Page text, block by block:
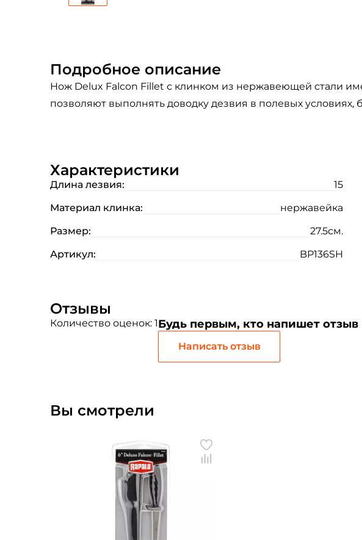
Подробное описание
Нож Delux Falcon Fillet с клинком из нержавеющей стали
позволяют выполнять доводку дезвия в полевых
Характеристики
Длина лезвия: 15
Материал клинка:
нержавейка
Размер:
27.5см.
Артикул:
BP136SH
Отзывы
Количество оценок: 1Будь первым, кто напишет отзыв
Написать отзыв
Вы смотрели